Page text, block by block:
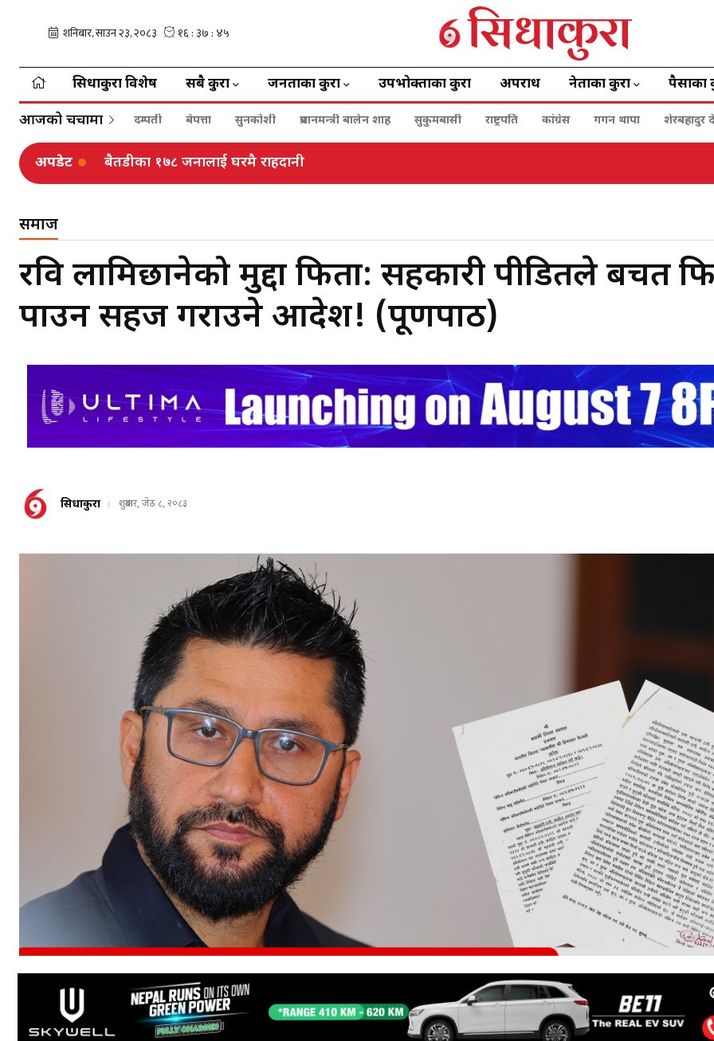
सिधाकुरा विशेष सबै कुरा जनताका कुरा उपभोक्ताका कुरा अपराध नेताका कुरा पैसाका
आजको चर्चामा दम्पती बेपत्ता सुनकोशी प्रधानमन्त्री बालेन शाह सुकुमबासी राष्ट्रपति कांग्रेस गगन थापा शेरबहादुर
अपडेट ढोरपाटनमा ३७ हजार पर्यटक, ४७ लाख आम्दानी
समाज
रवि लामिछानेको मुद्दा फिर्ता: सहकारी पीडितले बचत
पाउन सहज गराउने आदेश! (पूर्णपाठ)
सिधाकुरा शुक्रबार, जेठ ८, २०८३